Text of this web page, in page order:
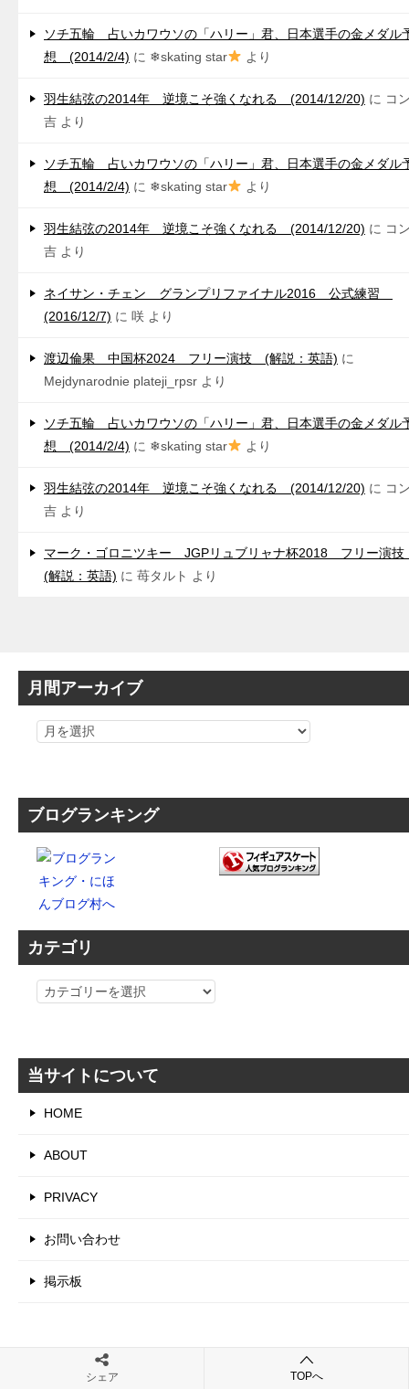
ソチ五輪 占いカワウソの「ハリー」君、日本選手の金メダル
想 (2014/2/4) に ❄skating star より
羽生結弦の2014年 逆境こそ強くなれる (2014/12/20) に コ
吉 より
ソチ五輪 占いカワウソの「ハリー」君、日本選手の金メダル
想 (2014/2/4) に ❄skating star より
羽生結弦の2014年 逆境こそ強くなれる (2014/12/20) に コ
吉 より
ネイサン・チェン グランプリファイナル2016 公式練習
(2016/12/7) に 咲 より
渡辺倫果 中国杯2024 フリー演技 (解説：英語) に
Mejdynarodnie plateji_rpsr より
ソチ五輪 占いカワウソの「ハリー」君、日本選手の金メダル
想 (2014/2/4) に ❄skating star より
羽生結弦の2014年 逆境こそ強くなれる (2014/12/20) に コ
吉 より
マーク・ゴロニツキー JGPリュブリャナ杯2018 フリー演
(解説：英語) に 苺タルト より
月間アーカイブ
ブログランキング
カテゴリ
カ
リ
当サイトについて
HOME
ABOUT
PRIVACY
お問い合わせ
掲示板
シェア TOPへ